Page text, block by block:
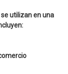
utilizan en una